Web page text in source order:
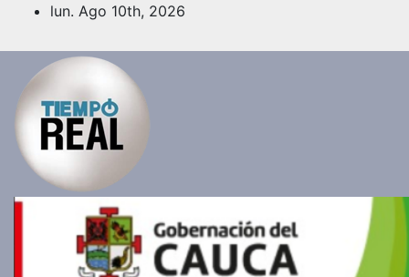
Saltar
contenido
lun. Ago 10th, 2026